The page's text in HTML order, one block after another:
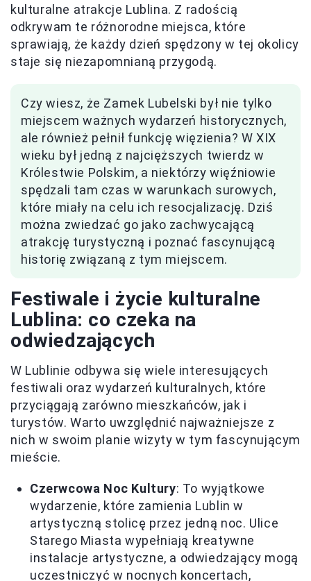
kulturalne atrakcje Lublina. Z radością
odkrywam te różnorodne miejsca, które
sprawiają, że każdy dzień spędzony w tej okolicy
staje się niezapomnianą przygodą.
Czy wiesz, że Zamek Lubelski był nie tylko
miejscem ważnych wydarzeń historycznych,
ale również pełnił funkcję więzienia? W XIX
wieku był jedną z najcięższych twierdz w
Królestwie Polskim, a niektórzy więźniowie
spędzali tam czas w warunkach surowych,
które miały na celu ich resocjalizację. Dziś
można zwiedzać go jako zachwycającą
atrakcję turystyczną i poznać fascynującą
historię związaną z tym miejscem.
Festiwale i życie kulturalne
Lublina: co czeka na
odwiedzających
W Lublinie odbywa się wiele interesujących
festiwali oraz wydarzeń kulturalnych, które
przyciągają zarówno mieszkańców, jak i
turystów. Warto uwzględnić najważniejsze z
nich w swoim planie wizyty w tym fascynującym
mieście.
Czerwcowa Noc Kultury: To wyjątkowe
wydarzenie, które zamienia Lublin w
artystyczną stolicę przez jedną noc. Ulice
Starego Miasta wypełniają kreatywne
instalacje artystyczne, a odwiedzający mogą
uczestniczyć w nocnych koncertach,